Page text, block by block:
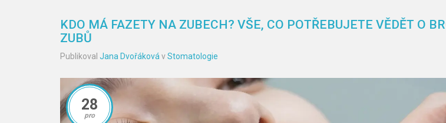
KDO MÁ FAZETY NA ZUBECH? VŠE, CO POTŘEBUJETE VĚDĚT O
ZUBŮ
Publikoval Jana Dvořáková vStomatologie
28
pro